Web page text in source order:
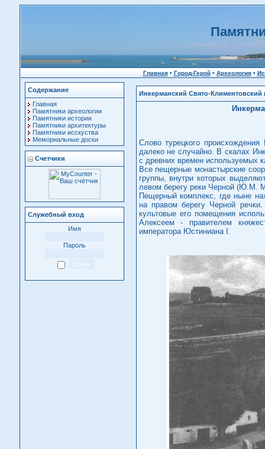
Главная• Город-Герой• Археология•
Содержание
Главная
Памятники археологии
Памятники истории
Памятники архитектуры
Памятники исскуства
Мемориальные доски
Счетчики
Служебный вход
Имя
Пароль
Инкерманский Свято-
Слово турецкого
далеко не случайно. В скалах
с древних времен используемых
Все пещерные монастырские
группы, внутри которых
левом берегу реки Черной (Ю.М.
Пещерный комплекс, где ныне
на правом берегу Черной
культовые его помещения
Алексеем - правителем
императора Юстиниана I.